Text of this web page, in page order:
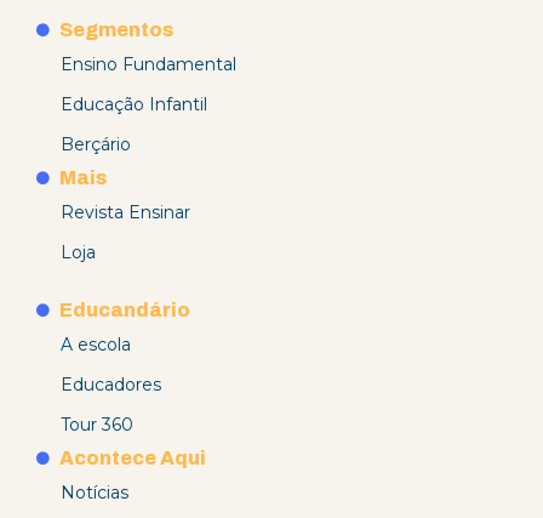
Segmentos
Ensino Fundamental
Educação Infantil
Berçário
Mais
Revista Ensinar
Loja
Educandário
A escola
Educadores
Tour 360
Acontece Aqui
Notícias